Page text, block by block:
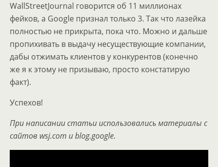
WallStreetJournal говорится об 11 миллионах
фейков, а Google признал только 3. Так что лазейка
полностью не прикрыта, пока что. Можно и дальше
пропихивать в выдачу несуществующие компании,
дабы отжимать клиентов у конкурентов (конечно
же я к этому не призываю, просто констатирую
факт).
Успехов!
При написании статьи использовались материалы с
сайтов wsj.com и blog.google.